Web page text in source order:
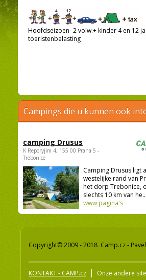
Hoofdseizoen- 2 volw.+ kinder 4 en 12
toeristenbelasting
Campings die u kunnen ook
camping Drusus
K Reporyjim 4, 155 00 Praha 5 -
Trebonice
Camping Drusus ligt
westelijke rand van
het dorp Trebonice,
slechts 10 km van he...
www pagina's
Copyright© 2009 - 2018 Camp.cz -
KONTAKT - CAMP.cz Onze andere